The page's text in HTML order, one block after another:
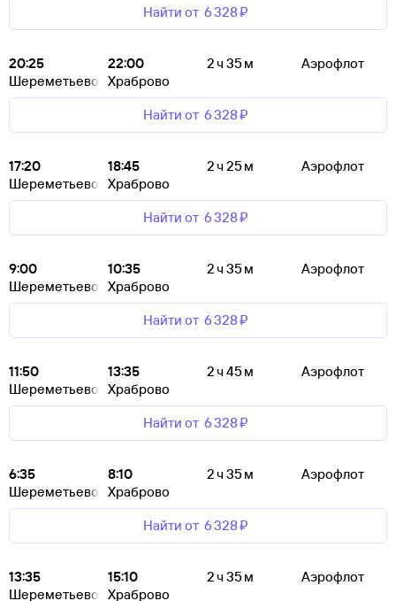
Найти от 6 ⁠328 ⁠₽
20:25
Шереметьево
22:00
Храброво
2 ч 35 м Аэрофлот
Найти от 6 ⁠328 ⁠₽
17:20
Шереметьево
18:45
Храброво
2 ч 25 м Аэрофлот
Найти от 6 ⁠328 ⁠₽
9:00
Шереметьево
10:35
Храброво
2 ч 35 м Аэрофлот
Найти от 6 ⁠328 ⁠₽
11:50
Шереметьево
13:35
Храброво
2 ч 45 м Аэрофлот
Найти от 6 ⁠328 ⁠₽
6:35
Шереметьево
8:10
Храброво
2 ч 35 м Аэрофлот
Найти от 6 ⁠328 ⁠₽
13:35
Шереметьево
15:10
Храброво
2 ч 35 м Аэрофлот